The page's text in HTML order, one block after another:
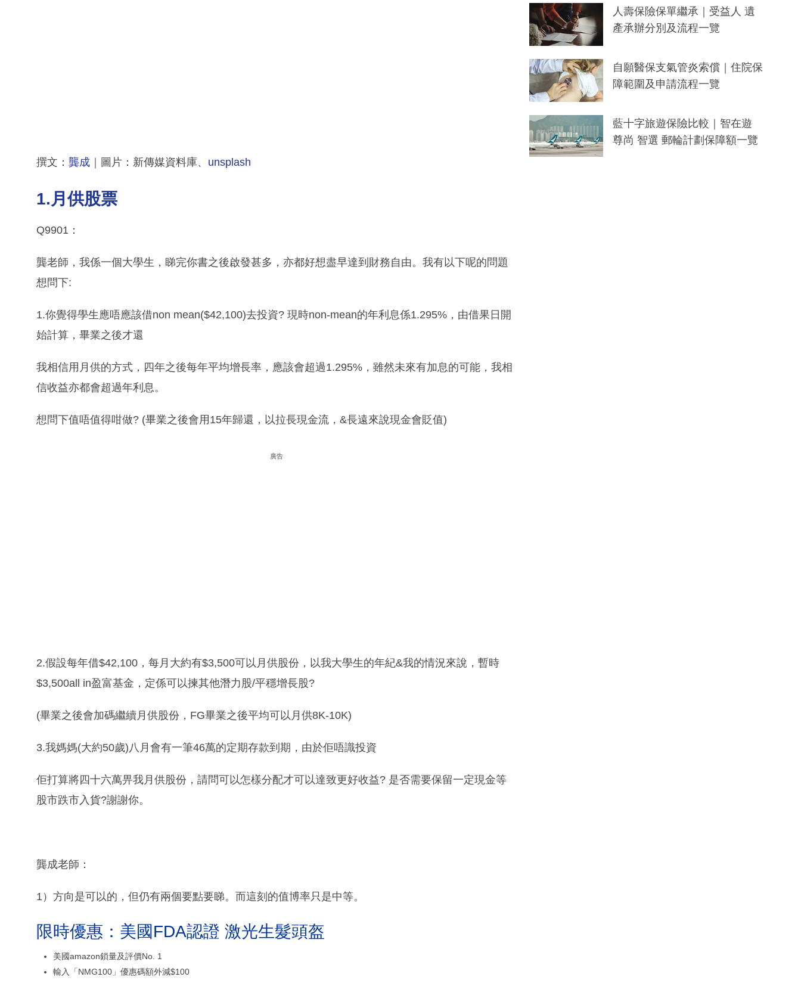
撰文： 龔成 ｜圖片：新傳媒資料庫、 unsplash
1.月供股票
Q9901：
龔老師，我係一個大學生，睇完你書之後啟發甚多，亦都好想盡早達到財務自由。我有以下呢的問題
想問下:
1.你覺得學生應唔應該借non mean($42,100)去投資? 現時non-mean的年利息係1.295%，由借果日開
始計算，畢業之後才還
我相信用月供的方式，四年之後每年平均增長率，應該會超過1.295%，雖然未來有加息的可能，我相
信收益亦都會超過年利息。
想問下值唔值得咁做? (畢業之後會用15年歸還，以拉長現金流，&長遠來說現金會貶值)
廣告
2.假設每年借$42,100，每月大約有$3,500可以月供股份，以我大學生的年紀&我的情況來說，暫時
$3,500all in盈富基金，定係可以揀其他潛力股/平穩增長股?
(畢業之後會加碼繼續月供股份，FG畢業之後平均可以月供8K-10K)
3.我媽媽(大約50歲)八月會有一筆46萬的定期存款到期，由於佢唔識投資
佢打算將四十六萬畀我月供股份，請問可以怎樣分配才可以達致更好收益? 是否需要保留一定現金等
股市跌市入貨?謝謝你。
龔成老師：
1）方向是可以的，但仍有兩個要點要睇。而這刻的值博率只是中等。
限時優惠：美國FDA認證 激光生髮頭盔
美國amazon鎖量及評價No. 1
輸入「NMG100」優惠碼額外減$100
人壽保險保單繼承｜受益人 遺
產承辦分別及流程一覽
自願醫保支氣管炎索償｜住院保
障範圍及申請流程一覽
藍十字旅遊保險比較｜智在遊
尊尚 智選 郵輪計劃保障額一覽